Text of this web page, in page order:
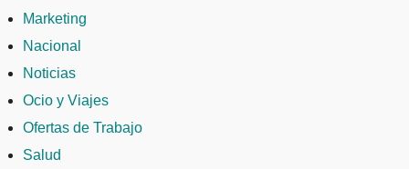
Marketing
Nacional
Noticias
Ocio y Viajes
Ofertas de Trabajo
Salud